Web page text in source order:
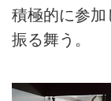
積極的に参加
振る舞う。